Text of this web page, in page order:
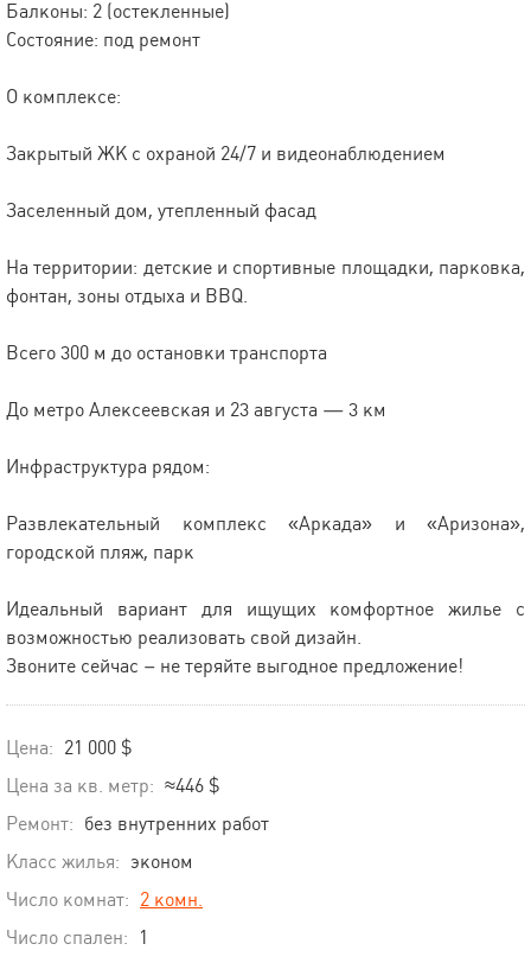
Балконы: 2 (остекленные)
Состояние: под ремонт
О комплексе:
Закрытый ЖК с охраной 24/7 и видеонаблюдением
Заселенный дом, утепленный фасад
На территории: детские и спортивные площадки, парковка,
фонтан, зоны отдыха и BBQ.
Всего 300 м до остановки транспорта
До метро Алексеевская и 23 августа — 3 км
Инфраструктура рядом:
Развлекательный комплекс «Аркада» и «Аризона»,
городской пляж, парк
Идеальный вариант для ищущих комфортное жилье с
возможностью реализовать свой дизайн.
Звоните сейчас – не теряйте выгодное предложение!
Цена: 21 000 $
Цена за кв. метр: ≈446 $
Ремонт: без внутренних работ
Класс жилья: эконом
Число комнат: 2 комн.
Число спален:
1